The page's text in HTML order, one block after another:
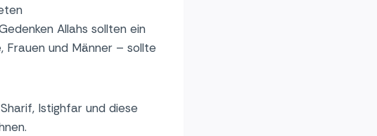
Allahs sollten ein
Frauen und Männer – sollte
Istighfar und diese